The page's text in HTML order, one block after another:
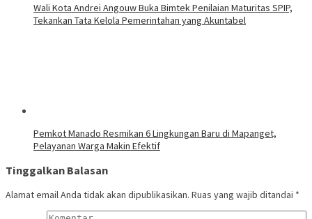
Wali Kota Andrei Angouw Buka Bimtek Penilaian Maturitas SPIP,
Tekankan Tata Kelola Pemerintahan yang Akuntabel
Pemkot Manado Resmikan 6 Lingkungan Baru di Mapanget,
Pelayanan Warga Makin Efektif
Tinggalkan Balasan
Alamat email Anda tidak akan dipublikasikan. Ruas yang wajib ditandai *